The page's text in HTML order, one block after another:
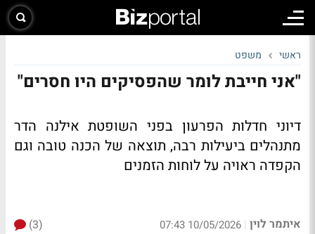
ראשי משפט
"אני חייבת לומר שהפסיקים היו חסרים"
דיוני חדלות הפרעון בפני השופטת אילנה הדר
מתנהלים ביעילות רבה, תוצאה של הכנה טובה וגם
הקפדה ראויה על לוחות הזמנים
איתמר לוין |
10/05/2026 07:43
(3)